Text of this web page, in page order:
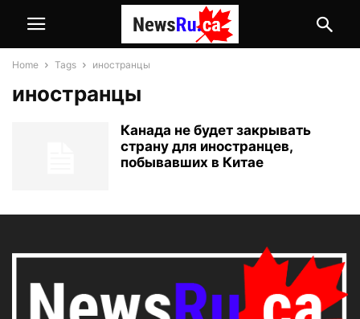
Home Tags иностранцы
иностранцы
Канада не будет закрывать
страну для иностранцев,
побывавших в Китае